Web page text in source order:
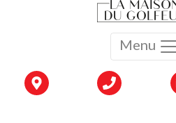
Menu